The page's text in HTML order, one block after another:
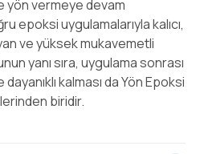
yön vermeye devam
epoksi uygulamalarıyla kalıcı,
ve yüksek mukavemetli
yanı sıra, uygulama sonrası
kalması da Yön Epoksi
biridir.